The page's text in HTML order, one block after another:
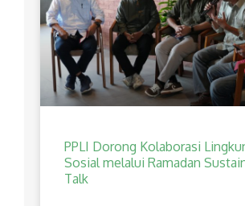
PPLI Dorong Kolaborasi
Sosial melalui Ramadan
Talk